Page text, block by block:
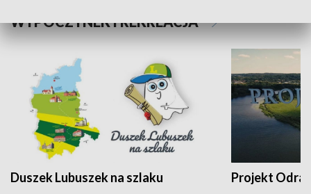
WYPOCZYNEK I REKREACJA
Duszek Lubuszek na szlaku Projekt Odra